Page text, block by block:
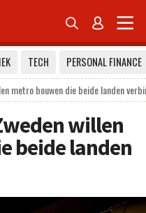
 
TECH
PERSONAL FINANCE
metro bouwen die beide landen
willen
beide landen